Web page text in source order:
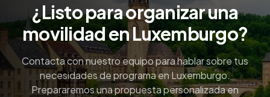
¿Listo para organizar una
movilidad en Luxemburgo?
Contacta con nuestro equipo para hablar sobre tus
necesidades de programa en Luxemburgo.
Prepararemos una propuesta personalizada en